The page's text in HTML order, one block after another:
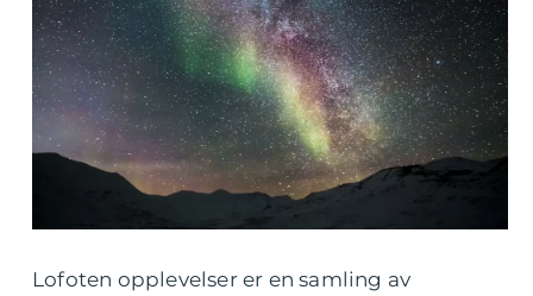
Lofoten opplevelser er en samling av